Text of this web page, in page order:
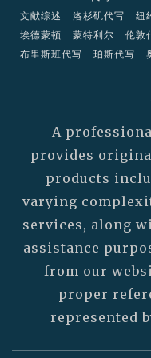
文献综述
洛杉矶代写 纽
埃德蒙顿
蒙特利尔 伦敦
布里斯班代写
珀斯代写
A
provides
products
varying
services, along
assistance
from our
proper
represented